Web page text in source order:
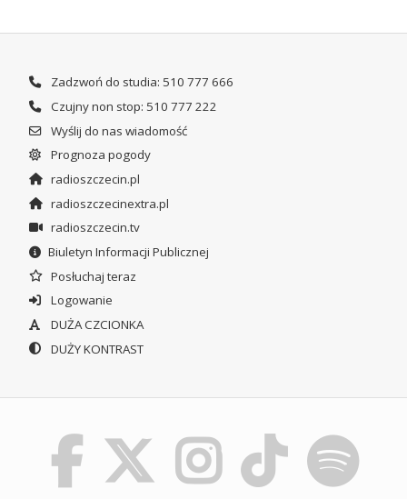
Zadzwoń do studia: 510 777 666
Czujny non stop: 510 777 222
Wyślij do nas wiadomość
Prognoza pogody
radioszczecin.pl
radioszczecinextra.pl
radioszczecin.tv
Biuletyn Informacji Publicznej
Posłuchaj teraz
Logowanie
DUŻA CZCIONKA
DUŻY KONTRAST